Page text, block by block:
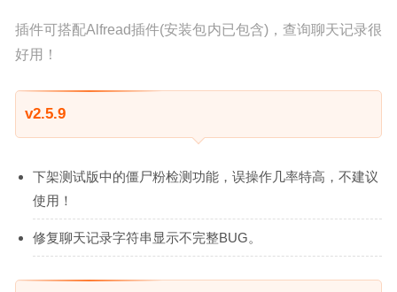
插件可搭配Alfread插件(安装包内已包含)，查询聊天记录很
好用！
v2.5.9
下架测试版中的僵尸粉检测功能，误操作几率特高，不建议
使用！
修复聊天记录字符串显示不完整BUG。